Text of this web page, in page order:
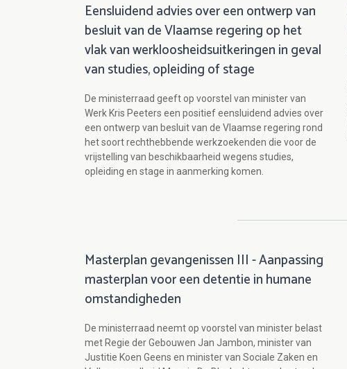
Eensluidend advies over een ontwerp van
besluit van de Vlaamse regering op het
vlak van werkloosheidsuitkeringen in geval
van studies, opleiding of stage
De ministerraad geeft op voorstel van minister van
Werk Kris Peeters een positief eensluidend advies over
een ontwerp van besluit van de Vlaamse regering rond
het soort rechthebbende werkzoekenden die voor de
vrijstelling van beschikbaarheid wegens studies,
opleiding en stage in aanmerking komen.
Masterplan gevangenissen III - Aanpassing
masterplan voor een detentie in humane
omstandigheden
De ministerraad neemt op voorstel van minister belast
met Regie der Gebouwen Jan Jambon, minister van
Justitie Koen Geens en minister van Sociale Zaken en